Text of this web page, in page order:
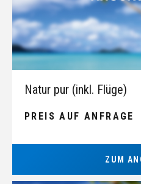
Natur pur (inkl. Flüge)
PREIS AUF ANFRAGE
ZUM